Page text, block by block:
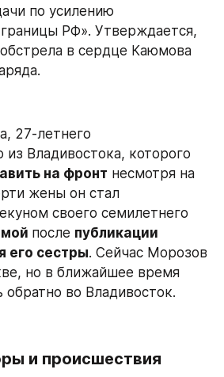
по усилению
границы РФ». Утверждается,
обстрела в сердце Каюмова
27-летнего
на фронт несмотря на
жены он стал
своего семилетнего
после публикации
его сестры. Сейчас Морозов
но в ближайшее время
во Владивосток.
и происшествия